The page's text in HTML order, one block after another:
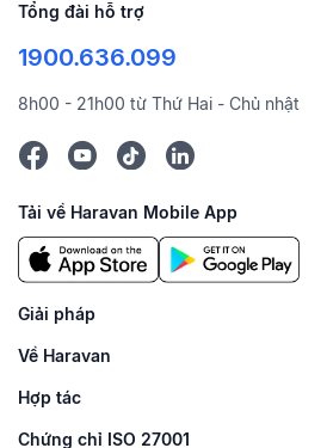
Tổng đài hỗ trợ
1900.636.099
8h00 - 21h00 từ Thứ Hai - Chủ nhật
Tải về Haravan Mobile App
Giải pháp
Về Haravan
Hợp tác
Chứng chỉ ISO 27001